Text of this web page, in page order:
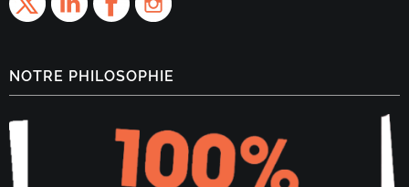
NOTRE PHILOSOPHIE